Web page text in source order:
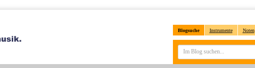
Blogsuche Instrumente Noten